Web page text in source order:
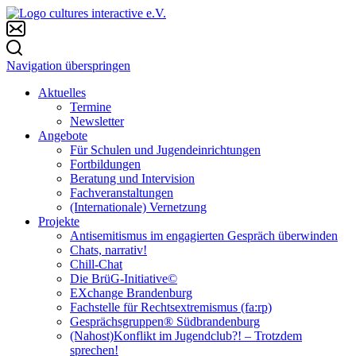
Navigation überspringen
Aktuelles
Termine
Newsletter
Angebote
Für Schulen und Jugendeinrichtungen
Fortbildungen
Beratung und Intervision
Fachveranstaltungen
(Internationale) Vernetzung
Projekte
Antisemitismus im engagierten Gespräch überwinden
Chats, narrativ!
Chill-Chat
Die BrüG-Initiative©
EXchange Brandenburg
Fachstelle für Rechtsextremismus (fa:rp)
Gesprächsgruppen® Südbrandenburg
(Nahost)Konflikt im Jugendclub?! – Trotzdem
sprechen!